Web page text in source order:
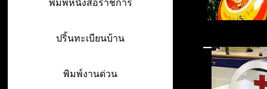
พิมพ์หนังสือราชการ
ปริ้นทะเบียนบ้าน
พิมพ์งานด่วน